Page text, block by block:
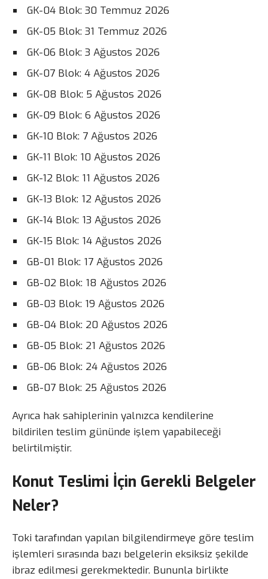
GK-04 Blok: 30 Temmuz 2026
GK-05 Blok: 31 Temmuz 2026
GK-06 Blok: 3 Ağustos 2026
GK-07 Blok: 4 Ağustos 2026
GK-08 Blok: 5 Ağustos 2026
GK-09 Blok: 6 Ağustos 2026
GK-10 Blok: 7 Ağustos 2026
GK-11 Blok: 10 Ağustos 2026
GK-12 Blok: 11 Ağustos 2026
GK-13 Blok: 12 Ağustos 2026
GK-14 Blok: 13 Ağustos 2026
GK-15 Blok: 14 Ağustos 2026
GB-01 Blok: 17 Ağustos 2026
GB-02 Blok: 18 Ağustos 2026
GB-03 Blok: 19 Ağustos 2026
GB-04 Blok: 20 Ağustos 2026
GB-05 Blok: 21 Ağustos 2026
GB-06 Blok: 24 Ağustos 2026
GB-07 Blok: 25 Ağustos 2026
Ayrıca hak sahiplerinin yalnızca kendilerine
bildirilen teslim gününde işlem yapabileceği
belirtilmiştir.
Konut Teslimi İçin Gerekli Belgeler
Neler?
Toki tarafından yapılan bilgilendirmeye göre teslim
işlemleri sırasında bazı belgelerin eksiksiz şekilde
ibraz edilmesi gerekmektedir. Bununla birlikte